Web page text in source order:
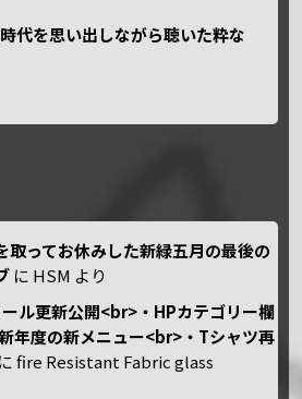
代を思い出しながら聴いた粋な
取ってお休みした新緑五月の最後の
に HSM より
ール更新公開<br>・HPカテゴリー欄
年度の新メニュー<br>・Tシャツ再
にfire Resistant Fabric glass